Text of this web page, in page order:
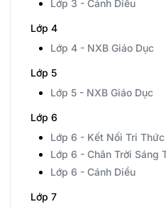
Lớp 3 - Cánh Diều
Lớp 4
Lớp 4 - NXB Giáo Dục
Lớp 5
Lớp 5 - NXB Giáo Dục
Lớp 6
Lớp 6 - Kết Nối Tri
Lớp 6 - Chân Trời Sáng
Lớp 6 - Cánh Diều
Lớp 7